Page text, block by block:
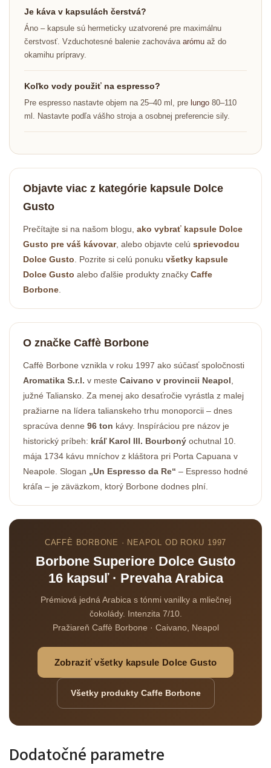
Je káva v kapsulách čerstvá?
Áno – kapsule sú hermeticky uzatvorené pre maximálnu
čerstvosť. Vzduchotesné balenie zachováva arómu až do
okamihu prípravy.
Koľko vody použiť na espresso?
Pre espresso nastavte objem na 25–40 ml, pre lungo 80–110
ml. Nastavte podľa vášho stroja a osobnej preferencie sily.
Objavte viac z kategórie kapsule Dolce
Gusto
Prečítajte si na našom blogu, ako vybrať kapsule Dolce
Gusto pre váš kávovar, alebo objavte celú sprievodcu
Dolce Gusto . Pozrite si celú ponuku všetky kapsule
Dolce Gusto alebo ďalšie produkty značky Caffe
Borbone
O značke Caffè Borbone
Caffè Borbone vznikla v roku 1997 ako súčasť spoločnosti
Aromatika S.r.l. v meste Caivano v provincii Neapol
južné Taliansko. Za menej ako desaťročie vyrástla z malej
pražiarne na lídera talianskeho trhu monoporcii – dnes
spracúva denne 96 ton kávy. Inspíráciou pre názov je
historický príbeh: kráľ Karol III. Bourboný ochutnal 10.
mája 1734 kávu mníchov z kláštora pri Porta Capuana v
Neapole. Slogan „Un Espresso da Re“ – Espresso hodné
kráľa – je zäväzkom, ktorý Borbone dodnes plní.
CAFFÈ BORBONE · NEAPOL OD ROKU 1997
Borbone Superiore Dolce Gusto
16 kapsuľ · Prevaha Arabica
Prémiová jedná Arabica s tónmi vanilky a mliečnej
čokolády. Intenzita 7/10.
Pražiareň Caffè Borbone · Caivano, Neapol
Zobraziť všetky kapsule Dolce Gusto
Všetky produkty Caffe Borbone
Dodatočné parametre